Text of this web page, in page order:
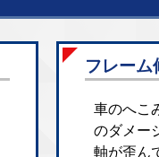
フレーム
車のへこ
のダメー
軸が歪ん